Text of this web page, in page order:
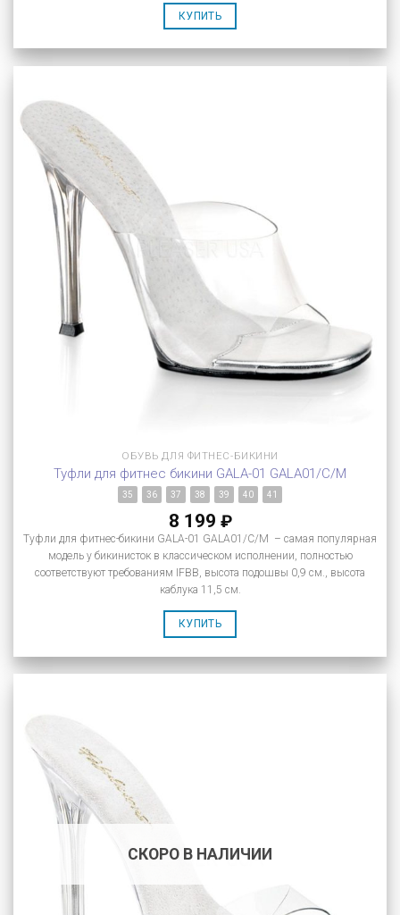
КУПИТЬ
ОБУВЬ ДЛЯ ФИТНЕС-БИКИНИ
Туфли для фитнес бикини GALA-01 GALA01/C/M
35 36 37 38 39 40 41
8 199 ₽
Туфли для фитнес-бикини GALA-01 GALA01/C/M – самая популярная
модель у бикинисток в классическом исполнении, полностью
соответствуют требованиям IFBB, высота подошвы 0,9 см., высота
каблука 11,5 см.
КУПИТЬ
СКОРО В НАЛИЧИИ